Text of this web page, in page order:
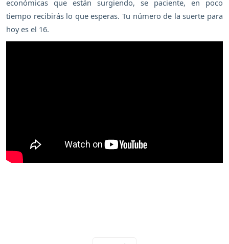
económicas que están surgiendo, se paciente, en poco
tiempo recibirás lo que esperas. Tu número de la suerte para
hoy es el 16.